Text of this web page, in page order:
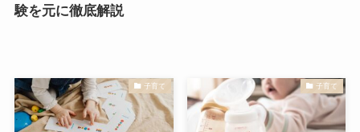
験を元に徹底解説
子育て 子育て